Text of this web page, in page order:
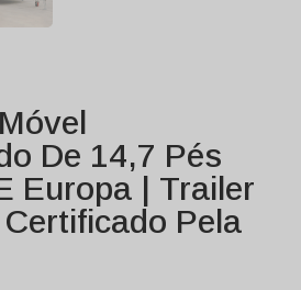
De 14,7 Pés
Europa | Trailer
Pela